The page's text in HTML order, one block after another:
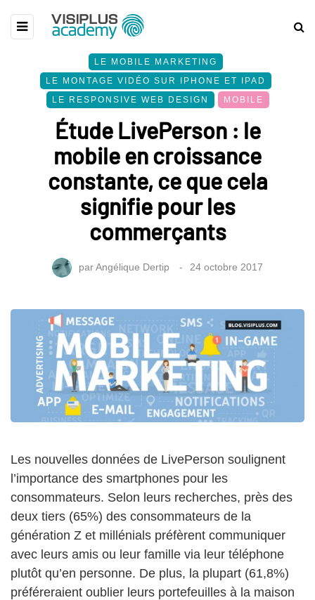
LE MOBILE MARKETING
LE MONTAGE VIDÉO SUR IPHONE ET IPAD
LE RESPONSIVE WEB DESIGN
MOBILE
Étude LivePerson : le
mobile en croissance
constante, ce que cela
signifie pour les
commerçants
parAngélique Dertip 24 octobre 2017
Les nouvelles données de LivePerson soulignent
l’importance des smartphones pour les
consommateurs. Selon leurs recherches, près des
deux tiers (65%) des consommateurs de la
génération Z et millénials préfèrent communiquer
avec leurs amis ou leur famille via leur téléphone
plutôt qu’en personne. De plus, la plupart (61,8%)
préféreraient oublier leurs portefeuilles à la maison